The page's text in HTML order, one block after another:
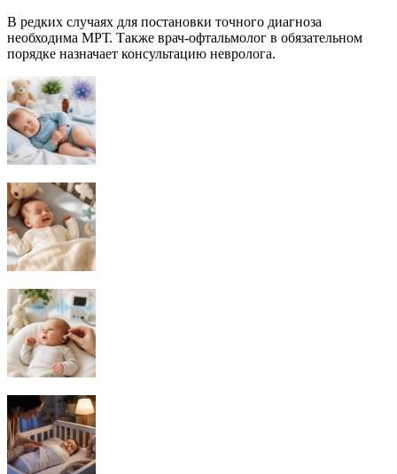
В редких случаях для постановки точного диагноза
необходима МРТ. Также врач-офтальмолог в обязательном
порядке назначает консультацию невролога.